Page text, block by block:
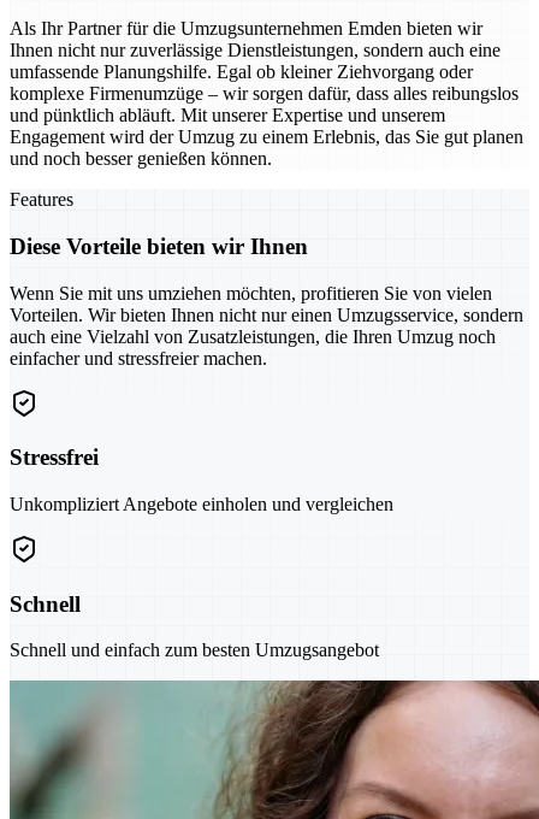
Als Ihr Partner für die Umzugsunternehmen Emden bieten wir
Ihnen nicht nur zuverlässige Dienstleistungen, sondern auch eine
umfassende Planungshilfe. Egal ob kleiner Ziehvorgang oder
komplexe Firmenumzüge – wir sorgen dafür, dass alles reibungslos
und pünktlich abläuft. Mit unserer Expertise und unserem
Engagement wird der Umzug zu einem Erlebnis, das Sie gut planen
und noch besser genießen können.
Features
Diese Vorteile bieten wir Ihnen
Wenn Sie mit uns umziehen möchten, profitieren Sie von vielen
Vorteilen. Wir bieten Ihnen nicht nur einen Umzugsservice, sondern
auch eine Vielzahl von Zusatzleistungen, die Ihren Umzug noch
einfacher und stressfreier machen.
Stressfrei
Unkompliziert Angebote einholen und vergleichen
Schnell
Schnell und einfach zum besten Umzugsangebot